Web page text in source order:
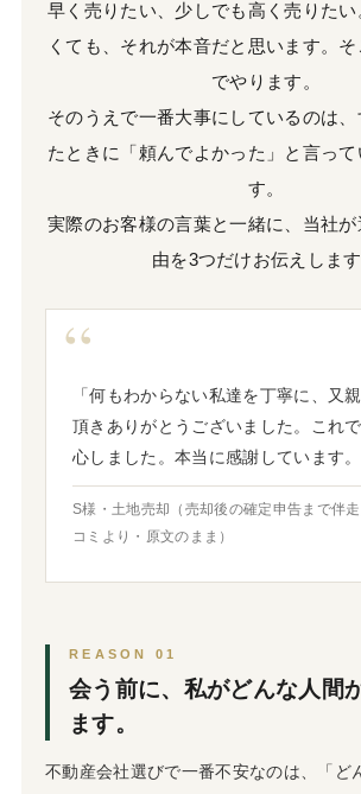
早く売りたい、少しでも高く売りた
くても、それが本音だと思います。
でやります。
そのうえで一番大事にしているのは
たときに「頼んでよかった」と言っ
す。
実際のお客様の言葉と一緒に、当社
由を3つだけお伝えします
「何もわからない私達を丁寧に、又
頂きありがとうございました。これ
心しました。本当に感謝しています。
S様・土地売却（売却後の確定申告まで伴
コミより・原文のまま）
REASON 01
会う前に、私がどんな人間
ます。
不動産会社選びで一番不安なのは、「ど